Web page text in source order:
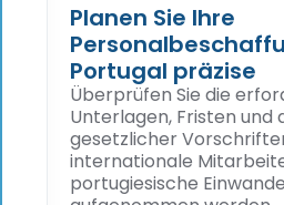
Planen Sie Ihre
Portugal präzise
Überprüfen Sie die
Unterlagen, Fristen und
gesetzlicher
internationale
portugiesische